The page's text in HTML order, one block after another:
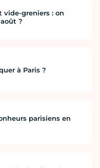
vide-greniers : on
?
à Paris ?
parisiens en